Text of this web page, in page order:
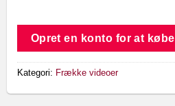
Opret en konto for at købe
Kategori: Frække videoer